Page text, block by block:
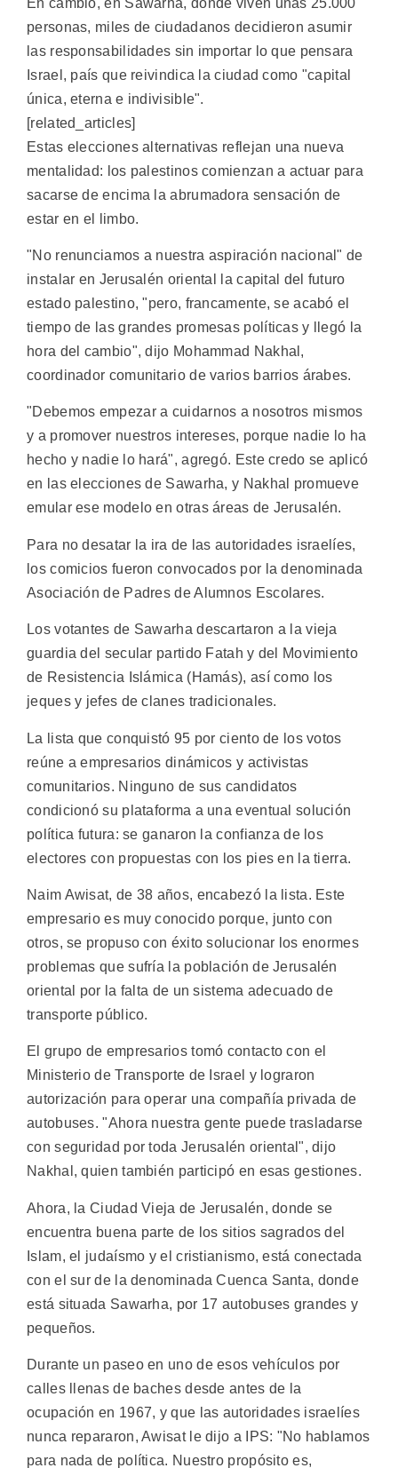
personas, miles de ciudadanos decidieron asumir
las responsabilidades sin importar lo que pensara
Israel, país que reivindica la ciudad como "capital
única, eterna e indivisible".
[related_articles]
Estas elecciones alternativas reflejan una nueva
mentalidad: los palestinos comienzan a actuar para
sacarse de encima la abrumadora sensación de
estar en el limbo.
"No renunciamos a nuestra aspiración nacional" de
instalar en Jerusalén oriental la capital del futuro
estado palestino, "pero, francamente, se acabó el
tiempo de las grandes promesas políticas y llegó la
hora del cambio", dijo Mohammad Nakhal,
coordinador comunitario de varios barrios árabes.
"Debemos empezar a cuidarnos a nosotros mismos
y a promover nuestros intereses, porque nadie lo ha
hecho y nadie lo hará", agregó. Este credo se aplicó
en las elecciones de Sawarha, y Nakhal promueve
emular ese modelo en otras áreas de Jerusalén.
Para no desatar la ira de las autoridades israelíes,
los comicios fueron convocados por la denominada
Asociación de Padres de Alumnos Escolares.
Los votantes de Sawarha descartaron a la vieja
guardia del secular partido Fatah y del Movimiento
de Resistencia Islámica (Hamás), así como los
jeques y jefes de clanes tradicionales.
La lista que conquistó 95 por ciento de los votos
reúne a empresarios dinámicos y activistas
comunitarios. Ninguno de sus candidatos
condicionó su plataforma a una eventual solución
política futura: se ganaron la confianza de los
electores con propuestas con los pies en la tierra.
Naim Awisat, de 38 años, encabezó la lista. Este
empresario es muy conocido porque, junto con
otros, se propuso con éxito solucionar los enormes
problemas que sufría la población de Jerusalén
oriental por la falta de un sistema adecuado de
transporte público.
El grupo de empresarios tomó contacto con el
Ministerio de Transporte de Israel y lograron
autorización para operar una compañía privada de
autobuses. "Ahora nuestra gente puede trasladarse
con seguridad por toda Jerusalén oriental", dijo
Nakhal, quien también participó en esas gestiones.
Ahora, la Ciudad Vieja de Jerusalén, donde se
encuentra buena parte de los sitios sagrados del
Islam, el judaísmo y el cristianismo, está conectada
con el sur de la denominada Cuenca Santa, donde
está situada Sawarha, por 17 autobuses grandes y
pequeños.
Durante un paseo en uno de esos vehículos por
calles llenas de baches desde antes de la
ocupación en 1967, y que las autoridades israelíes
nunca repararon, Awisat le dijo a IPS: "No hablamos
para nada de política. Nuestro propósito es,